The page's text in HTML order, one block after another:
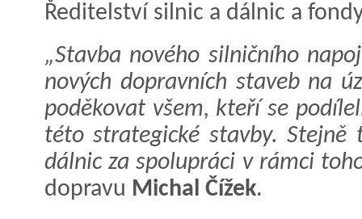
Ředitelství silnic a dálnic a
„Stavba nového silničního
nových dopravních staveb na
poděkovat všem, kteří se
této strategické stavby.
dálnic za spolupráci v rámci
dopravu Michal Čížek.